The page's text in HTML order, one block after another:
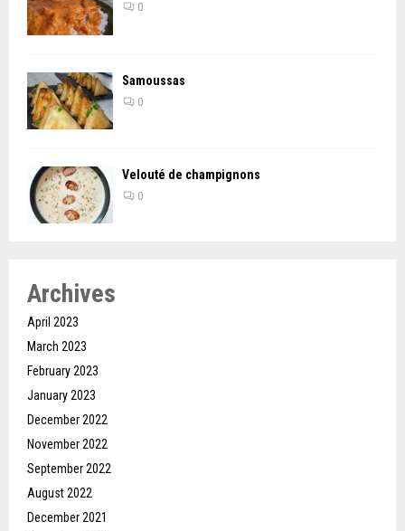
0
Samoussas
0
Velouté de champignons
0
Archives
April 2023
March 2023
February 2023
January 2023
December 2022
November 2022
September 2022
August 2022
December 2021